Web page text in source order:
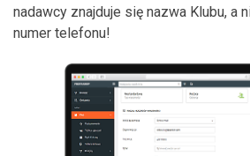
nadawcy znajduje się nazwa Klubu, a
numer telefonu!